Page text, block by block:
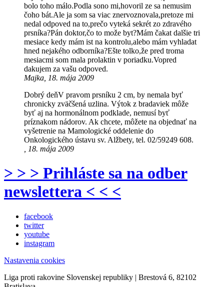
bolo toho málo.Podla sono mi,hovoril ze sa nemusim
čoho bát.Ale ja som sa viac znervoznovala,pretoze mi
nedal odpoved na to,prečo vyteká sekrét zo zdravého
prsníka?Pán doktor,čo to može byt?Mám čakat dalšie tri
mesiace kedy mám ist na kontrolu,alebo mám vyhladat
hned nejakého odborníka?Ešte tolko,že pred troma
mesiacmi som mala prolaktin v poriadku.Vopred
dakujem za vašu odpoved.
Majka, 18. mája 2009
Dobrý deňV pravom prsníku 2 cm, by nemala byť
chronicky zväčšená uzlina. Výtok z bradaviek môže
byť aj na hormonálnom podklade, nemusí byť
príznakom nádorov. Ak chcete, môžete na objednať na
vyšetrenie na Mamologické oddelenie do
Onkologického ústavu sv. Alžbety, tel. 02/59249 608.
, 18. mája 2009
> > > Prihláste sa na odber
newslettera < < <
facebook
twitter
youtube
instagram
Nastavenia cookies
Liga proti rakovine Slovenskej republiky | Brestová 6, 82102